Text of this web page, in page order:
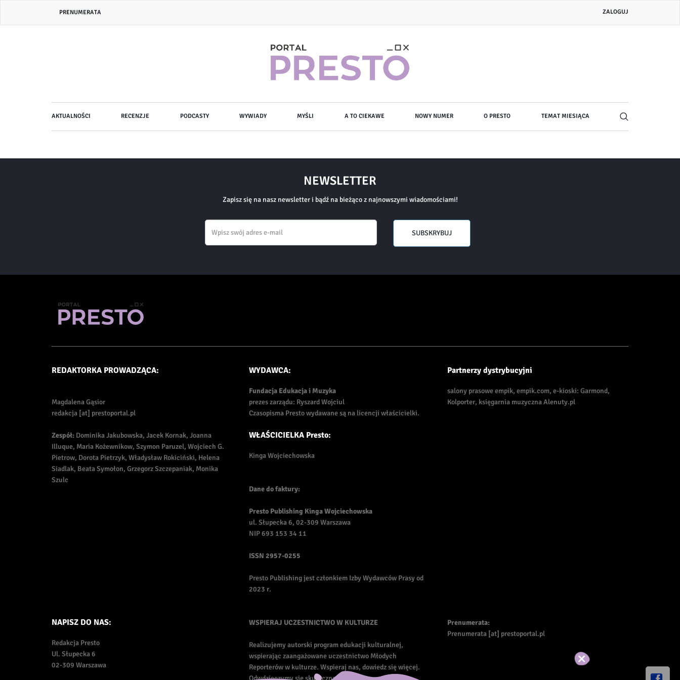
Header
PRENUMERATA
Menu
konta
ZALOGUJ
Główna
nawigacja
AKTUALNOŚCI RECENZJE PODCASTY WYWIADY MYŚLI A TO CIEKAWE NOWY NUMER O PRESTO TEMAT MIESIĄCA
NEWSLETTER
Zapisz się na nasz newsletter i bądź na bieżąco z najnowszymi wiadomościami!
SUBSKRYBUJ
REDAKTORKA PROWADZĄCA:
Magdalena Gąsior
redakcja [at] prestoportal.pl
Zespół: Dominika Jakubowska, Jacek Kornak, Joanna
Illuque, Maria Kożewnikow, Szymon Paruzel, Wojciech G.
Pietrow, Dorota Pietrzyk, Władysław Rokiciński, Helena
Siadlak, Beata Symołon, Grzegorz Szczepaniak, Monika
Szulc
WYDAWCA:
Fundacja Edukacja i Muzyka
prezes zarządu: Ryszard Wojciul
Czasopisma Presto wydawane są na licencji właścicielki.
WŁAŚCICIELKA Presto:
Kinga Wojciechowska
Dane do faktury:
Presto Publishing Kinga Wojciechowska
ul. Słupecka 6, 02-309 Warszawa
NIP 693 153 34 11
ISSN 2957-0255
Presto Publishing jest członkiem Izby Wydawców Prasy od
2023 r.
Partnerzy dystrybucyjni
salony prasowe empik, empik.com, e-kioski: Garmond,
Kolporter, księgarnia muzyczna Alenuty.pl
NAPISZ DO NAS:
Redakcja Presto
Ul. Słupecka 6
02-309 Warszawa
WSPIERAJ UCZESTNICTWO W KULTURZE
Realizujemy autorski program edukacji kulturalnej,
wspierając zaangażowane uczestnictwo Młodych
Reporterów w kulturze. Wspieraj nas, dowiedz się więcej.
Odwdzięczymy się skuteczną promocją.
Prenumerata:
Prenumerata [at] prestoportal.pl
Akceptuj